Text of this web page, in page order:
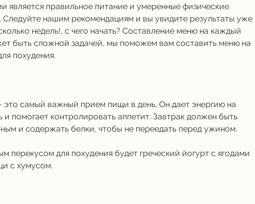
является правильное питание и умеренные физические
Следуйте нашим рекомендациям и вы увидите результаты уже
недель!, с чего начать? Составление меню на каждый
быть сложной задачей, мы поможем вам составить меню на
похудения.
это самый важный прием пищи в день. Он дает энергию на
и помогает контролировать аппетит. Завтрак должен быть
и содержать белки, чтобы не переедать перед ужином.
перекусом для похудения будет греческий йогурт с ягодами
с хумусом.